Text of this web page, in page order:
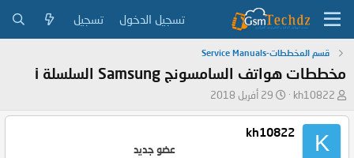
تسجيل الدخول تسجيل
قسم المخططات-Service Manuals
مخططات هواتف السامسونج Samsung السلسلة i
ب
د
kh10822
ت
ي
29 أفريل 2018
K
kh10822
عضو جديد